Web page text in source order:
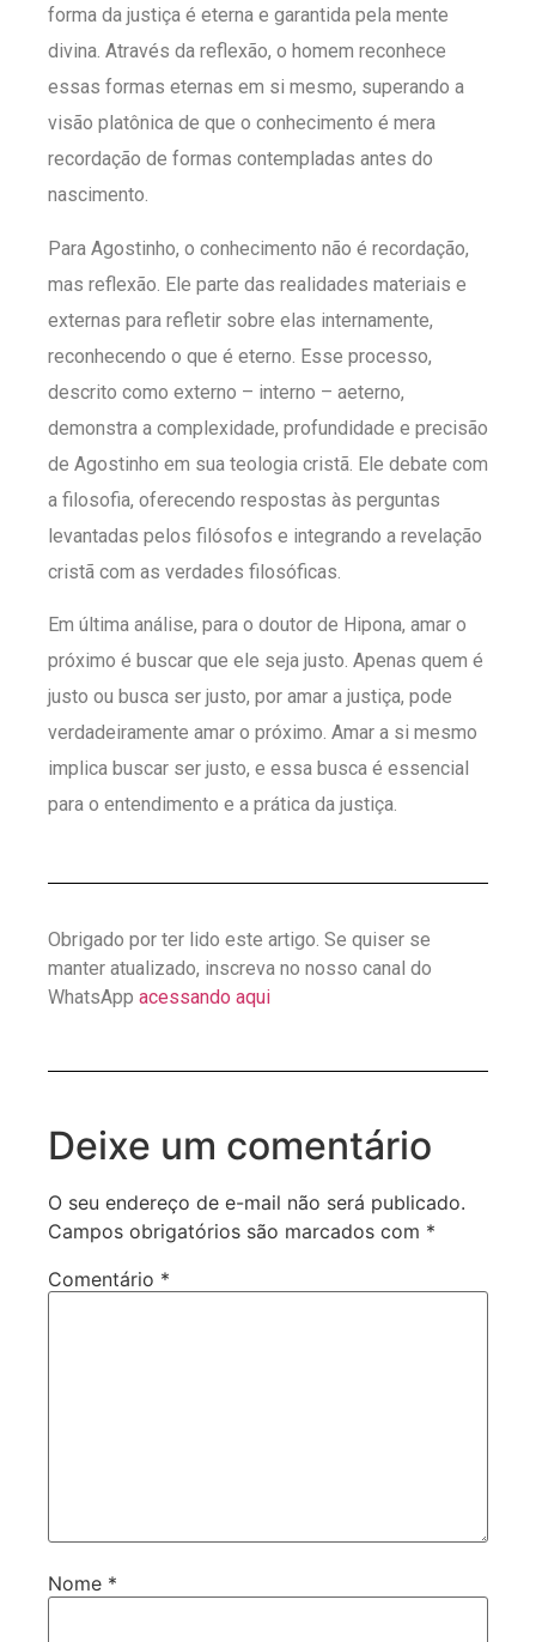
forma da justiça é eterna e garantida pela mente
divina. Através da reflexão, o homem reconhece
essas formas eternas em si mesmo, superando a
visão platônica de que o conhecimento é mera
recordação de formas contempladas antes do
nascimento.
Para Agostinho, o conhecimento não é recordação,
mas reflexão. Ele parte das realidades materiais e
externas para refletir sobre elas internamente,
reconhecendo o que é eterno. Esse processo,
descrito como externo – interno – aeterno,
demonstra a complexidade, profundidade e precisão
de Agostinho em sua teologia cristã. Ele debate com
a filosofia, oferecendo respostas às perguntas
levantadas pelos filósofos e integrando a revelação
cristã com as verdades filosóficas.
Em última análise, para o doutor de Hipona, amar o
próximo é buscar que ele seja justo. Apenas quem é
justo ou busca ser justo, por amar a justiça, pode
verdadeiramente amar o próximo. Amar a si mesmo
implica buscar ser justo, e essa busca é essencial
para o entendimento e a prática da justiça.
Obrigado por ter lido este artigo. Se quiser se
manter atualizado, inscreva no nosso canal do
WhatsApp acessando aqui
Deixe um comentário
O seu endereço de e-mail não será publicado.
Campos obrigatórios são marcados com *
Comentário *
Nome *